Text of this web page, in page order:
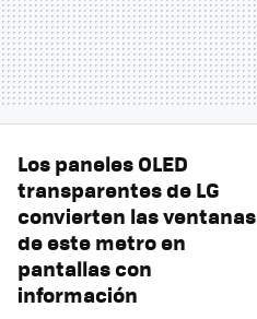
Los paneles OLED
transparentes de LG
convierten las ventanas
de este metro en
pantallas con
información